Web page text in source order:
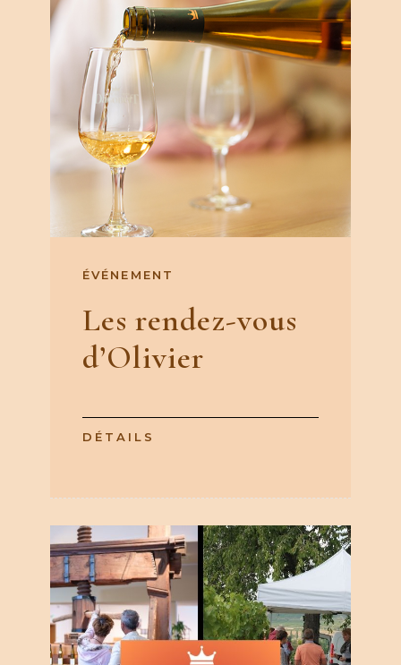
ÉVÉNEMENT
Les rendez-vous
d’Olivier
DÉTAILS